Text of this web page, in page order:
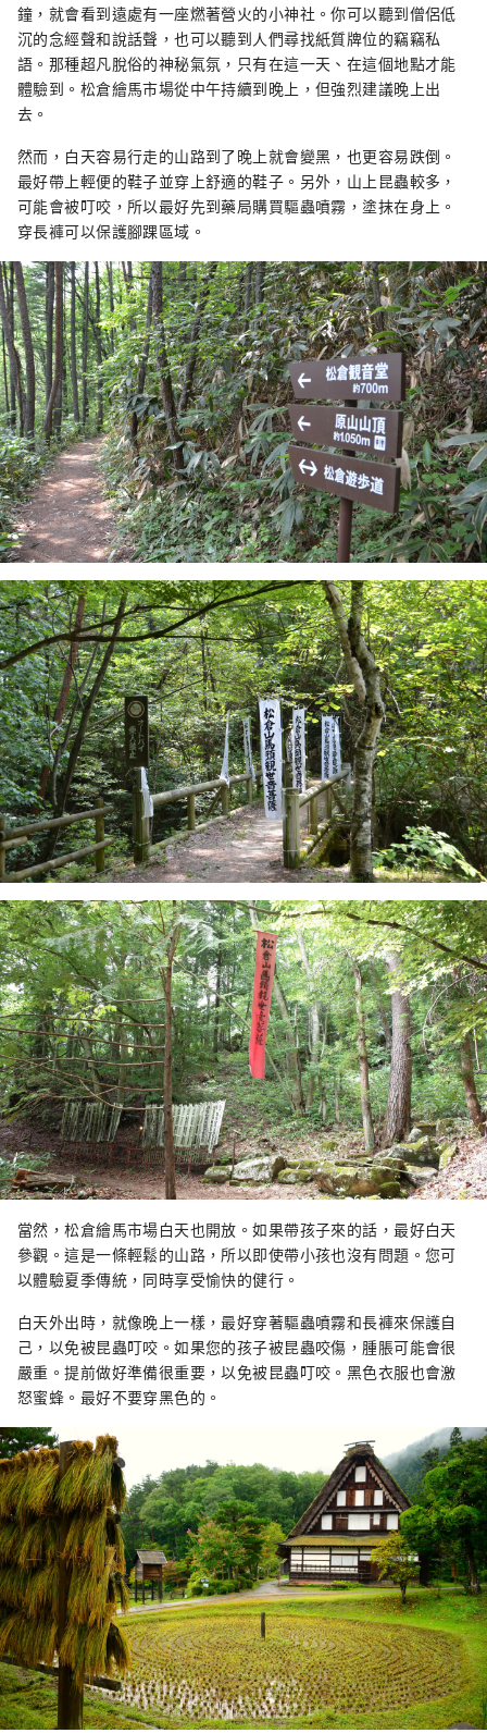
鐘，就會看到遠處有一座燃著營火的小神社。你可以聽到僧侶低
沉的念經聲和說話聲，也可以聽到人們尋找紙質牌位的竊竊私
語。那種超凡脫俗的神秘氣氛，只有在這一天、在這個地點才能
體驗到。松倉繪馬市場從中午持續到晚上，但強烈建議晚上出
去。
然而，白天容易行走的山路到了晚上就會變黑，也更容易跌倒。
最好帶上輕便的鞋子並穿上舒適的鞋子。另外，山上昆蟲較多，
可能會被叮咬，所以最好先到藥局購買驅蟲噴霧，塗抹在身上。
穿長褲可以保護腳踝區域。
當然，松倉繪馬市場白天也開放。如果帶孩子來的話，最好白天
參觀。這是一條輕鬆的山路，所以即使帶小孩也沒有問題。您可
以體驗夏季傳統，同時享受愉快的健行。
白天外出時，就像晚上一樣，最好穿著驅蟲噴霧和長褲來保護自
己，以免被昆蟲叮咬。如果您的孩子被昆蟲咬傷，腫脹可能會很
嚴重。提前做好準備很重要，以免被昆蟲叮咬。黑色衣服也會激
怒蜜蜂。最好不要穿黑色的。